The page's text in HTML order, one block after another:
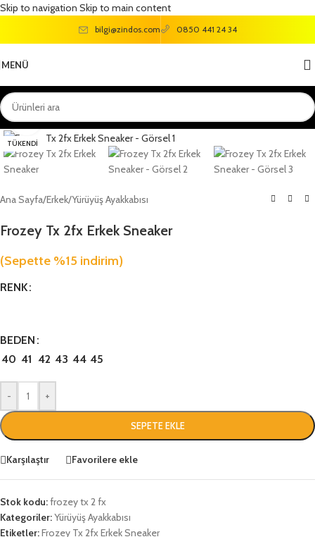
Skip to navigation Skip to main content
bilgi@zindos.com 0850 441 24 34
MENÜ
TÜKENDI
Büyütmek için tıklayın
Ana Sayfa/Erkek/Yürüyüş Ayakkabısı
Frozey Tx 2fx Erkek Sneaker
(Sepette %15 indirim)
RENK
BEDEN
40 41 42 43 44 45
- +
SEPETE EKLE
Karşılaştır Favorilere ekle
Stok kodu:frozey tx 2 fx
Kategoriler:Yürüyüş Ayakkabısı
Etiketler:Frozey Tx 2fx Erkek Sneaker